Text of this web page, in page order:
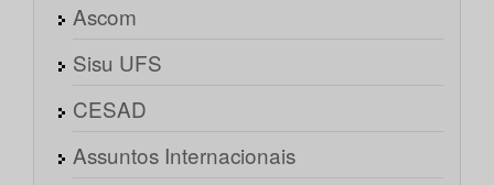
Ascom
Sisu UFS
CESAD
Assuntos Internacionais